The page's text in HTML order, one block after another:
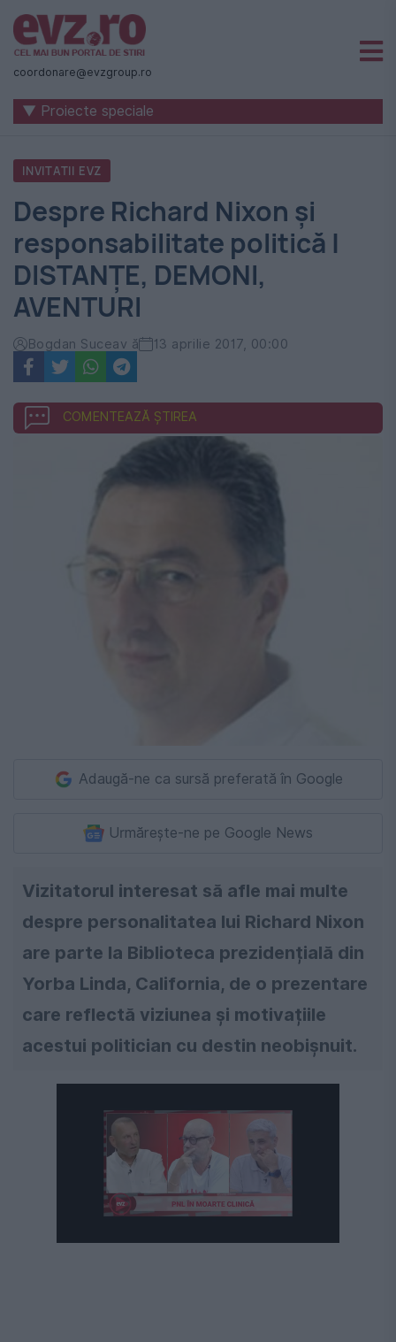
Știri
naționale
internaționale
România
-
Evenimentul
Zilei
coordonare@evzgroup.ro
▼ Proiecte speciale
INVITATII EVZ
Despre Richard Nixon și
responsabilitate politică |
DISTANȚE, DEMONI,
AVENTURI
Bogdan Suceav ă 13 aprilie 2017, 00:00
COMENTEAZĂ ȘTIREA
Adaugă-ne ca sursă preferată în Google
Urmărește-ne pe Google News
Vizitatorul interesat să afle mai multe
despre personalitatea lui Richard Nixon
are parte la Biblioteca prezidențială din
Yorba Linda, California, de o prezentare
care reflectă viziunea și motivațiile
acestui politician cu destin neobișnuit.